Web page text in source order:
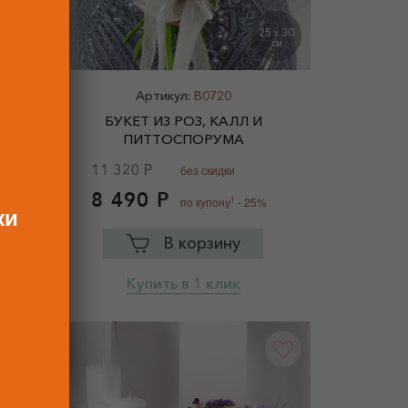
25X 30
СМ
Артикул: B0720
БУКЕТ ИЗ РОЗ, КАЛЛ И
ПИТТОСПОРУМА
11 320 Р без скидки
8 490 Р по купону1 - 25%
В корзину
Купить в 1 клик